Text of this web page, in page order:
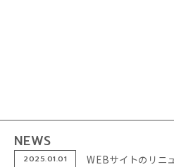
NEWS
2025.01.01 WEBサイトのリニ